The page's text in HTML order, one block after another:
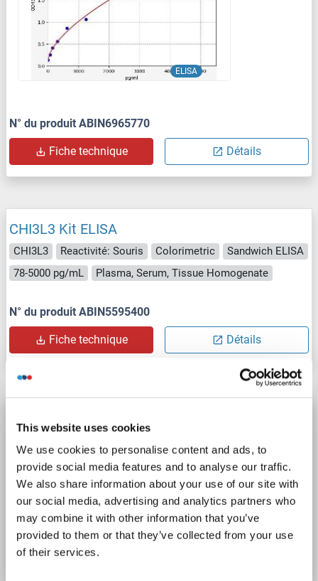
This website uses cookies
We use cookies to personalise content and ads, to
provide social media features and to analyse our traffic.
We also share information about your use of our site with
our social media, advertising and analytics partners who
may combine it with other information that you’ve
provided to them or that they’ve collected from your use
of their services.
ELISA
N° du produit ABIN6965770
Fiche technique Détails
CHI3L3 Kit ELISA
CHI3L3 Reactivité: Souris Colorimetric
Sandwich ELISA
78-5000 pg/mL
Plasma, Serum, Tissue Homogenate
N° du produit ABIN5595400
Fiche technique Détails
312 pg/mL - 20000 pg/mL
Cell Culture Supernatant, Plasma (EDTA), Plasma (citrate), Plasma (heparin), Serum
N° du produit ABIN7832581
Fiche technique